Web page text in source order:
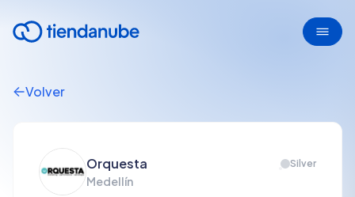
Volver
Orquesta Silver
Medellín